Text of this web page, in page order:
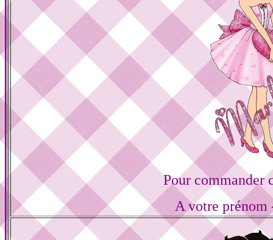
Pour commander
A votre prénom